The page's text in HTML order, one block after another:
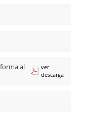
al
ver
descarga